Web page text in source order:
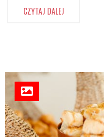
CZYTAJ DALEJ